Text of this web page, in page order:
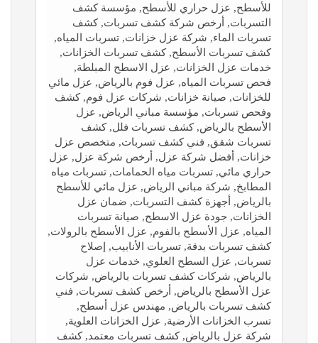
للأسطح, عزل حراري للأسطح, مؤسسة كشف
التسربات, أرخص شركة كشف تسربات, كشف
تسربات الماء, شركة عزل خزانات, تسربات المياه,
كشف تسربات الأسطح, كشف تسربات الخزانات,
خدمات عزل الخزانات, عزل الاسطح المبلطة,
فحص تسربات المياه, عزل فوم بالرياض, عزل مائي
للخزانات, صيانة خزانات, شركات عزل فوم, كشف
وفحص تسربات, مؤسسة مباني الرياض, عزل
الأسطح بالرياض, كشف تسربات فلل, كشف
تسربات شقق, فني كشف تسربات, متخصص عزل
خزانات, أفضل شركة عزل, أرخص شركة عزل, عزل
حراري مائي, تسربات مياه الحمامات, تسربات مياه
المطابخ, شركة مباني الرياض, عزل مائي للأسطح
بالرياض, أجهزة كشف التسربات, ضمان عزل
الخزانات, جودة عزل الاسطح, صيانة تسربات
المياه, عزل الأسطح بالفوم, عزل الأسطح بالرولات,
كشف تسربات بدقة, تسربات الأنابيب, إصلاح
تسربات, عزل السطح العلوي, خدمات عزل
بالرياض, شركات كشف تسربات بالرياض, شركات
عزل الأسطح بالرياض, أرخص كشف تسربات, فني
كشف تسربات بالرياض, مهندس عزل أسطح,
تسرب الخزانات الأرضية, عزل الخزانات العلوية,
شركة عزل بالرياض, كشف تسربات معتمد, كشف